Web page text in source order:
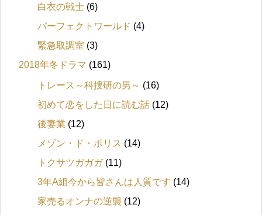
白衣の戦士 (6)
パーフェクトワールド (4)
緊急取調室 (3)
2018年冬ドラマ (161)
トレース～科捜研の男～ (16)
初めて恋をした日に読む話 (12)
後妻業 (12)
メゾン・ド・ポリス (14)
トクサツガガガ(11)
3年A組今から皆さんは人質です (14)
家売るオンナの逆襲 (12)